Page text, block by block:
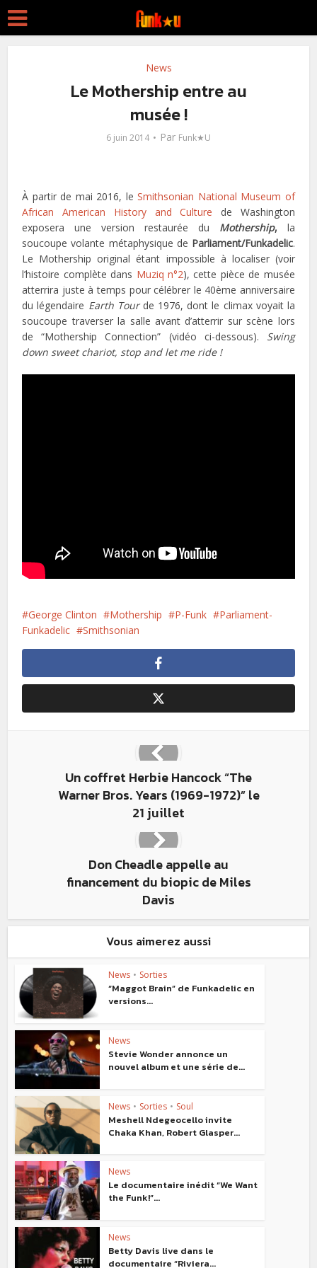
News
Le Mothership entre au
musée !
6 juin 2014 Par Funk★U
À partir de mai 2016, leSmithsonian National Museum of
African American History and Culture de Washington
exposera une version restaurée du Mothership, la
soucoupe volante métaphysique de Parliament/Funkadelic.
Le Mothership original étant impossible à localiser (voir
l’histoire complète dans Muziq n°2), cette pièce de musée
atterrira juste à temps pour célébrer le 40ème anniversaire
du légendaire Earth Tourde 1976, dont le climax voyait la
soucoupe traverser la salle avant d’atterrir sur scène lors
de “Mothership Connection” (vidéo ci-dessous). Swing
down sweet chariot, stop and let me ride !
George Clinton Mothership P-Funk
Parliament-
Funkadelic
Smithsonian
Un coffret Herbie Hancock “The
Warner Bros. Years (1969-1972)” le
21 juillet
Don Cheadle appelle au
financement du biopic de Miles
Davis
Vous aimerez aussi
News • Sorties
“Maggot Brain” de Funkadelic en
versions...
News
Stevie Wonder annonce un
nouvel album et une série de...
News • Sorties • Soul
Meshell Ndegeocello invite
Chaka Khan, Robert Glasper...
News
Le documentaire inédit “We Want
the Funk!”...
News
Betty Davis live dans le
documentaire “Riviera...